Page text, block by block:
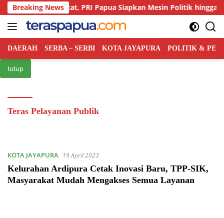
Langsung
ke
konten
Breaking News
Kian Ketat, PRI Papua Siapkan Mesin Politik hingga
DAERAH SERBA – SERBI KOTA JAYAPURA POLITIK &
tutup
Teras Pelayanan Publik
KOTA JAYAPURA 19 April 2023
Kelurahan Ardipura Cetak Inovasi Baru, TPP-SIK,
Masyarakat Mudah Mengakses Semua Layanan